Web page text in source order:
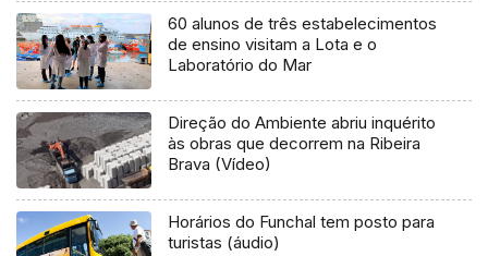
60 alunos de três estabelecimentos
de ensino visitam a Lota e o
Laboratório do Mar
Direção do Ambiente abriu inquérito
às obras que decorrem na Ribeira
Brava (Vídeo)
Horários do Funchal tem posto para
turistas (áudio)